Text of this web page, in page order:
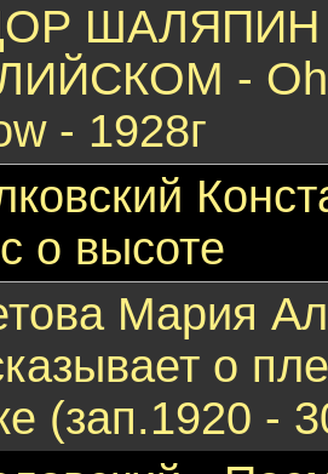
ШАЛЯПИН
- Oh
- 1928г
о высоте
Мария
о
(зап.1920 -